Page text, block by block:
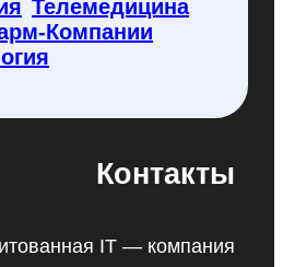
Телемедицина
Компании
Контакты
IT — компания